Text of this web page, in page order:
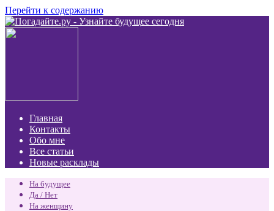
Перейти к содержанию
Главная
Контакты
Обо мне
Все статьи
Новые расклады
На будущее
Да / Нет
На женщину